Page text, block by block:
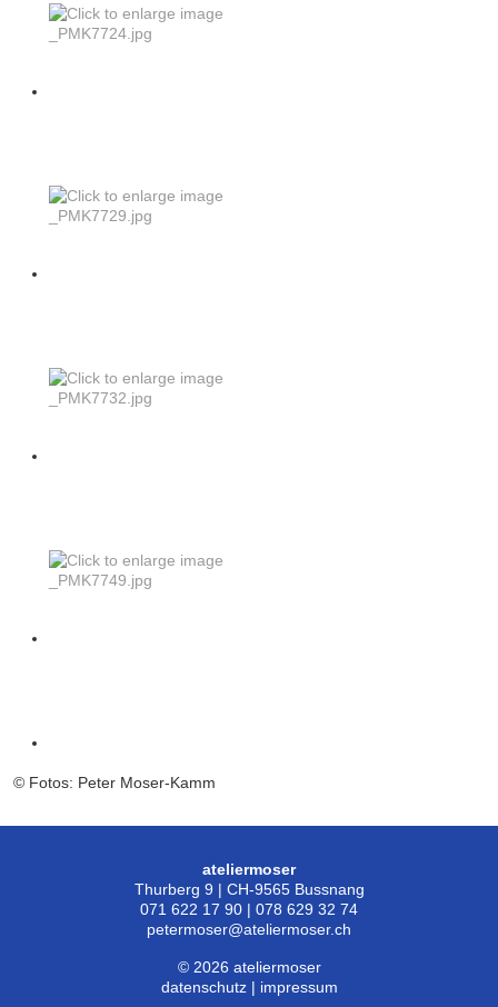
© Fotos: Peter Moser-Kamm
ateliermoser
Thurberg 9 | CH-9565 Bussnang
071 622 17 90 | 078 629 32 74
petermoser@ateliermoser.ch
© 2026 ateliermoser
datenschutz| impressum